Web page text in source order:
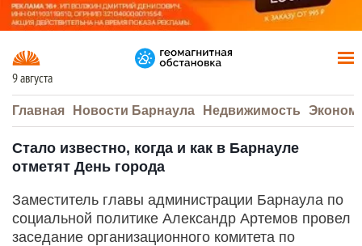
9 августа
Главная Новости Барнаула Недвижимость
Стало известно, когда и как в Барнауле
отметят День города
Заместитель главы администрации Барнаула по
социальной политике Александр Артемов провел
заседание организационного комитета по